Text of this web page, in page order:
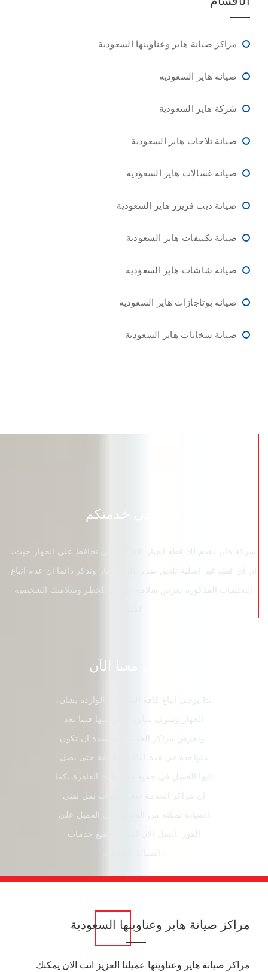
مراكز صيانة هاير وعناوينها السعودية
صيانة هاير السعودية
شركة هاير السعودية
صيانة ثلاجات هاير السعودية
صيانة غسالات هاير السعودية
صيانة ديب فريزر هاير السعودية
صيانة تكييفات هاير السعودية
صيانة شاشات هاير السعودية
صيانة بوتاجازات هاير السعودية
صيانة سخانات هاير السعودية
دائماً في خدمتكم
،شركة هاير تقدم لك قطع الغيار الاصلية التي تحافظ على الجهاز حيث
ان اي قطع غير اصلية تلحق ضرر بالغ بالجهاز وتذكر دائما ان عدم اتباع
التعليمات المذكورة يعرض سلامة جهازك للخطر وسلامتك الشخصية
تواصل معنا الآن
،لذا يرجى اتباع كافة التعليمات الواردة بشان
الجهاز وسوف نتناول بعض منها فيما بعد
،وتحرص مراكز الخدمة المعتمدة ان تكون
متواجدة في عدة اماكن مختلفة حتى يصل
اليها العميل في جميع محافظات القاهرة ،كما
ان مراكز الخدمة توفر خدمات نقل لفني
الصيانة تمكنه من الوصول الي العميل على
الفور ،اتصل الان لتصلك جميع خدمات
مراكز صيانة هاير وعناوينها السعودية
مراكز صيانة هاير وعناوينها عميلنا العزيز انت الان يمكنك